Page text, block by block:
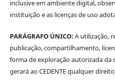
inclusive em ambiente digital,
instituição e as licenças de uso
PARÁGRAFO ÚNICO:A utilização,
publicação, compartilhamento,
forma de exploração autorizada da
gerará ao CEDENTE qualquer